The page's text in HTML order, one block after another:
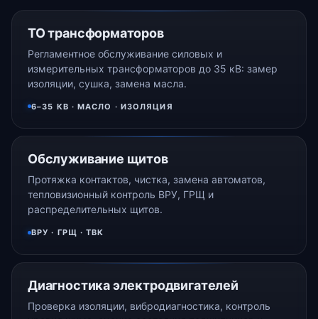
ТО трансформаторов
Регламентное обслуживание силовых и
измерительных трансформаторов до 35 кВ: замер
изоляции, сушка, замена масла.
6–35 КВ · МАСЛО · ИЗОЛЯЦИЯ
Обслуживание щитов
Протяжка контактов, чистка, замена автоматов,
тепловизионный контроль ВРУ, ГРЩ и
распределительных щитов.
ВРУ · ГРЩ · ТВК
Диагностика электродвигателей
Проверка изоляции, вибродиагностика, контроль